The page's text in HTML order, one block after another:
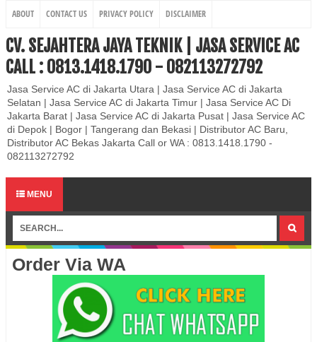
ABOUT CONTACT US PRIVACY POLICY DISCLAIMER
CV. SEJAHTERA JAYA TEKNIK | JASA SERVICE AC
CALL : 0813.1418.1790 - 082113272792
Jasa Service AC di Jakarta Utara | Jasa Service AC di Jakarta
Selatan | Jasa Service AC di Jakarta Timur | Jasa Service AC Di
Jakarta Barat | Jasa Service AC di Jakarta Pusat | Jasa Service AC
di Depok | Bogor | Tangerang dan Bekasi | Distributor AC Baru,
Distributor AC Bekas Jakarta Call or WA : 0813.1418.1790 -
082113272792
MENU
Order Via WA